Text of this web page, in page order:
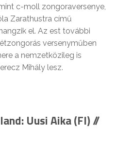
c-moll zongoraversenye,
Zarathustra című
el. Az est további
versenyműben
a nemzetközileg is
Mihály lesz.
Uusi Aika (FI) //